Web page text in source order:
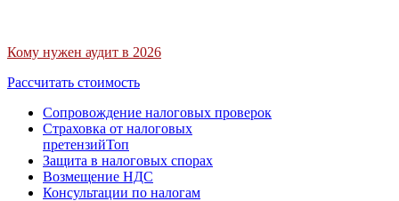
Кому нужен аудит в 2026
Рассчитать стоимость
Сопровождение налоговых проверок
Страховка от налоговых
претензийТоп
Защита в налоговых спорах
Возмещение НДС
Консультации по налогам